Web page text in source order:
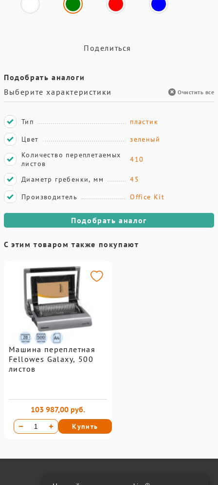
Поделиться
Подобрать аналоги
Выберите характеристики
Очистить все
Тип
пластик
Цвет
зеленый
Количество переплетаемых
листов
410
Диаметр гребенки, мм
45
Производитель
Office Kit
Подобрать аналог
С этим товаром также покупают
Машина переплетная
Fellowes Galaxy, 500
листов
103 987,00 руб.
Купить
Онлайн оплата на сайте: